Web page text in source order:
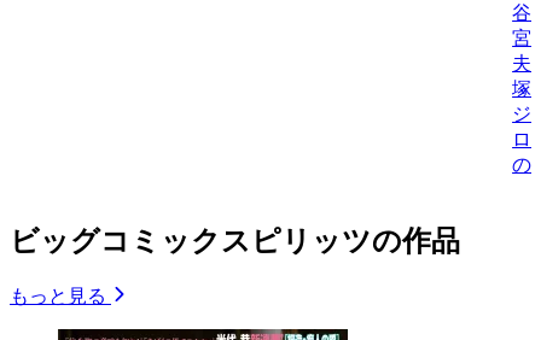
谷
宮
夫
塚
ジ
ロ
の
ビッグコミックスピリッツの作品
もっと見る